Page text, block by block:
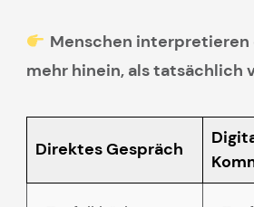
Menschen
mehr hinein, als tatsächlich
Direktes Gespräch